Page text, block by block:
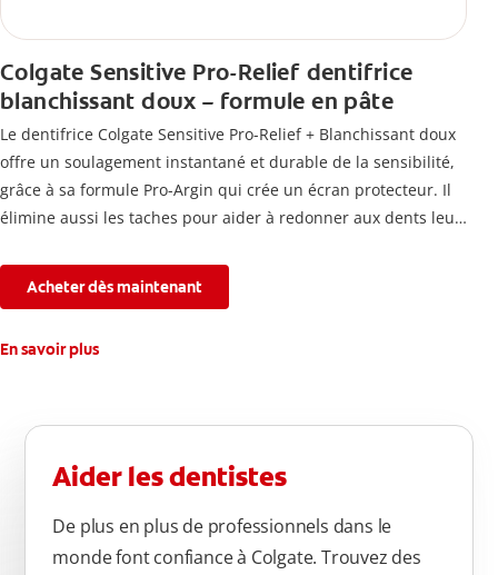
Colgate Sensitive Pro-Relief dentifrice
blanchissant doux – formule en pâte
Le dentifrice Colgate Sensitive Pro-Relief + Blanchissant doux
offre un soulagement instantané et durable de la sensibilité,
grâce à sa formule Pro-Argin qui crée un écran protecteur. Il
élimine aussi les taches pour aider à redonner aux dents leur
connaissez.
Acheter dès maintenant
En savoir plus
Aider les dentistes
De plus en plus de professionnels dans le
monde font confiance à Colgate. Trouvez des